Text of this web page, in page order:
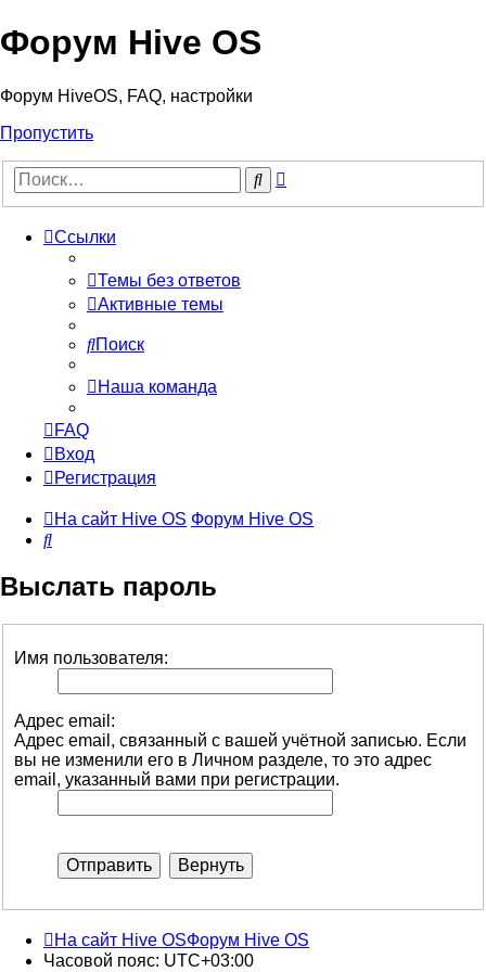
Форум Hive OS
Форум HiveOS, FAQ, настройки
Пропустить
Поиск
Ссылки
Темы без ответов
Активные темы
Поиск
Наша команда
FAQ
Вход
Регистрация
На сайт Hive OS Форум Hive OS
Поиск
Выслать пароль
Имя пользователя:
Адрес email:
Адрес email, связанный с вашей учётной записью. Если
вы не изменили его в Личном разделе, то это адрес
email, указанный вами при регистрации.
На сайт Hive OSФорум Hive OS
Часовой пояс: UTC+03:00